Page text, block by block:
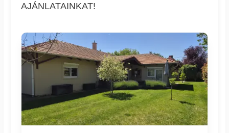
AJÁNLATAINKAT!